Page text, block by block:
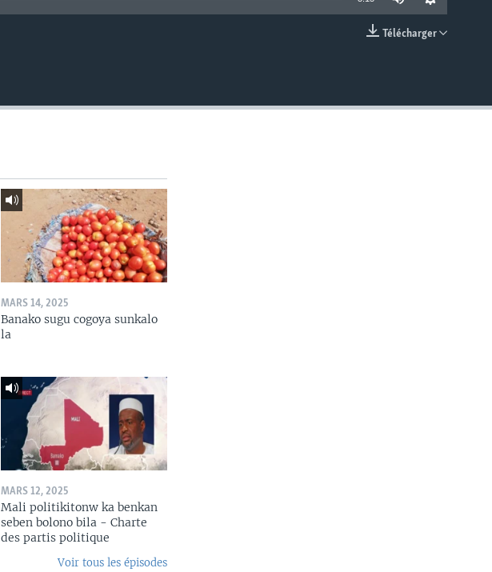
Télécharger
MARS 14, 2025
Banako sugu cogoya sunkalo
la
MARS 12, 2025
Mali politikitonw ka benkan
seben bolono bila - Charte
des partis politique
Voir tous les épisodes